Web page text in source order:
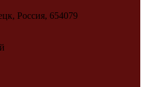
Россия, 654079